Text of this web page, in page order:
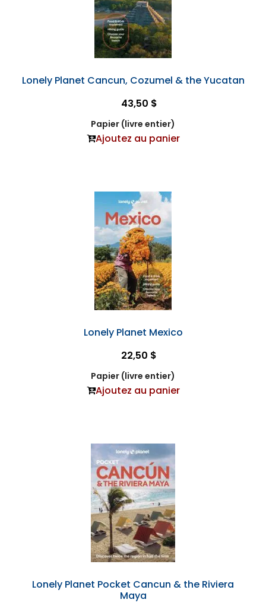
Lonely Planet Cancun, Cozumel & the Yucatan
43,50 $
Papier (livre entier)
Ajoutez au panier
Lonely Planet Mexico
22,50 $
Papier (livre entier)
Ajoutez au panier
Lonely Planet Pocket Cancun & the Riviera
Maya